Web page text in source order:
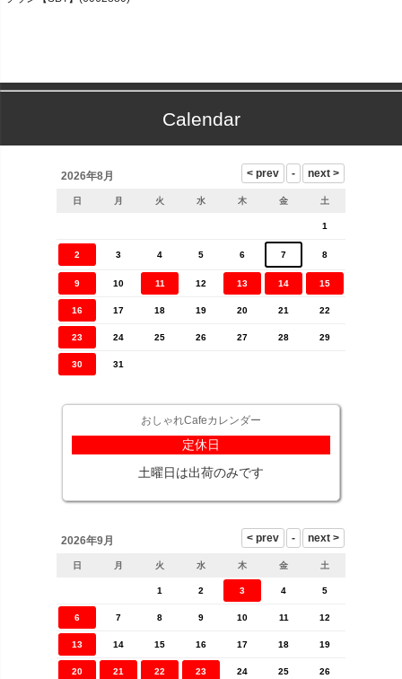
Calendar
2026年8月
日 月 火 水 木 金 土
1
2 3 4 5 6 7 8
9 10 11 12 13 14 15
16 17 18 19 20 21 22
23 24 25 26 27 28 29
30 31
おしゃれCafeカレンダー
定休日
土曜日は出荷のみです
2026年9月
日 月 火 水 木 金 土
1 2 3 4 5
6 7 8 9 10 11 12
13 14 15 16 17 18 19
20 21 22 23 24 25 26